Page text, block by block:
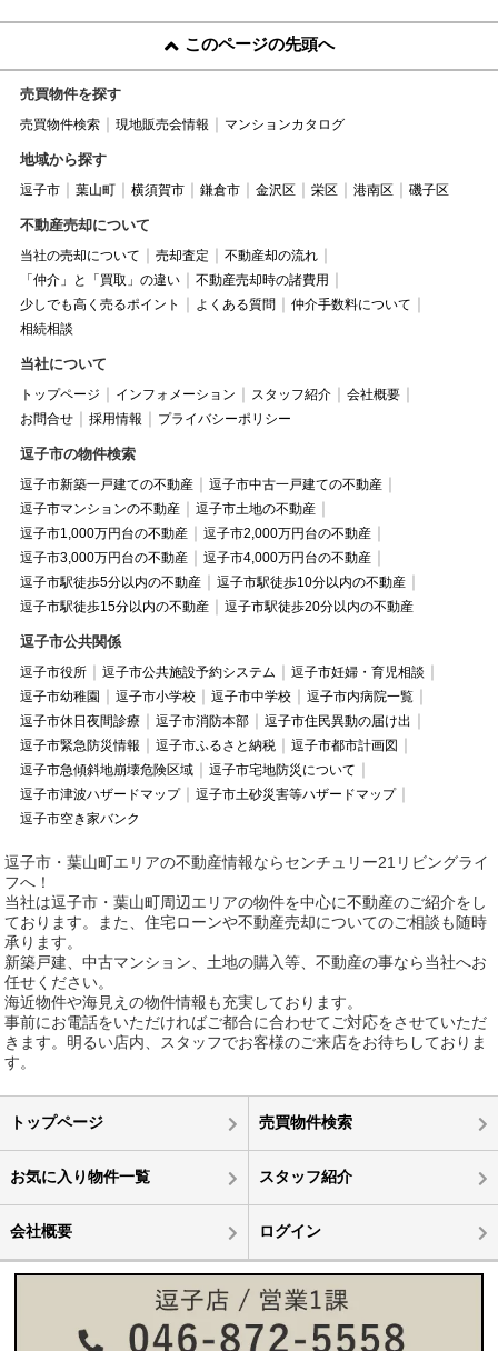
このページの先頭へ
売買物件を探す
売買物件検索 現地販売会情報 マンションカタログ
地域から探す
逗子市 葉山町 横須賀市 鎌倉市 金沢区 栄区 港南区 磯子区
不動産売却について
当社の売却について 売却査定
不動産却の流れ
「仲介」と「買取」の違い
不動産売却時の諸費用
少しでも高く売るポイント
よくある質問
仲介手数料について
相続相談
当社について
トップページ インフォメーション スタッフ紹介
会社概要
お問合せ
採用情報 プライバシーポリシー
逗子市の物件検索
逗子市新築一戸建ての不動産
逗子市中古一戸建ての不動産
逗子市マンションの不動産
逗子市土地の不動産
逗子市1,000万円台の不動産
逗子市2,000万円台の不動産
逗子市3,000万円台の不動産
逗子市4,000万円台の不動産
逗子市駅徒歩5分以内の不動産
逗子市駅徒歩10分以内の不動産
逗子市駅徒歩15分以内の不動産
逗子市駅徒歩20分以内の不動産
逗子市公共関係
逗子市役所 逗子市公共施設予約システム
逗子市妊婦・育児相談
逗子市幼稚園
逗子市小学校 逗子市中学校
逗子市内病院一覧
逗子市休日夜間診療
逗子市消防本部
逗子市住民異動の届け出
逗子市緊急防災情報
逗子市ふるさと納税
逗子市都市計画図
逗子市急傾斜地崩壊危険区域
逗子市宅地防災について
逗子市津波ハザードマップ
逗子市土砂災害等ハザードマップ
逗子市空き家バンク
逗子市・葉山町エリアの不動産情報ならセンチュリー21リビングライ
フへ！
当社は逗子市・葉山町周辺エリアの物件を中心に不動産のご紹介をし
ております。また、住宅ローンや不動産売却についてのご相談も随時
承ります。
新築戸建、中古マンション、土地の購入等、不動産の事なら当社へお
任せください。
海近物件や海見えの物件情報も充実しております。
事前にお電話をいただければご都合に合わせてご対応をさせていただ
きます。明るい店内、スタッフでお客様のご来店をお待ちしておりま
す。
トップページ 売買物件検索
お気に入り物件一覧 スタッフ紹介
会社概要 ログイン